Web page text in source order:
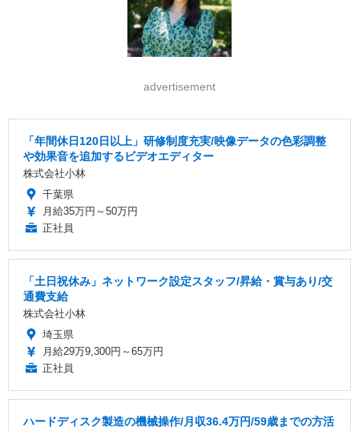
advertisement
「年間休日120日以上」研修制度充実/映像データの色彩調整
や効果音を追加するビデオエディター
株式会社小林
千葉県
月給35万円～50万円
正社員
「土日祝休み」ネットワーク設定スタッフ/昇給・賞与あり/交
通費支給
株式会社小林
埼玉県
月給29万9,300円～65万円
正社員
ハードディスク製造の機械操作/月収36.4万円/59歳までの方活